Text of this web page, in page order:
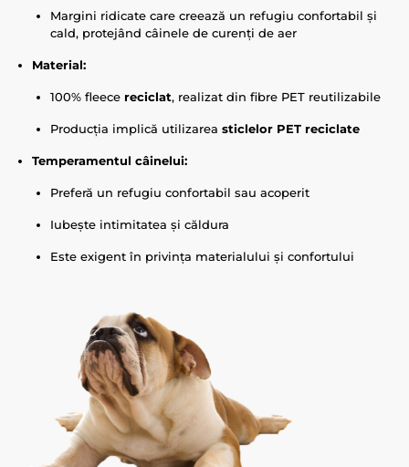
Margini ridicate care creează un refugiu confortabil și
cald, protejând câinele de curenți de aer
Material:
100% fleece reciclat, realizat din fibre PET reutilizabile
Producția implică utilizarea sticlelor PET reciclate
Temperamentul câinelui:
Preferă un refugiu confortabil sau acoperit
Iubește intimitatea și căldura
Este exigent în privința materialului și confortului